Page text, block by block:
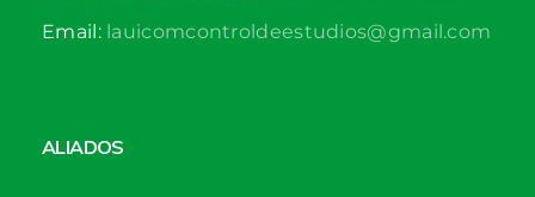
Email:lauicomcontroldeestudios@gmail.com
ALIADOS